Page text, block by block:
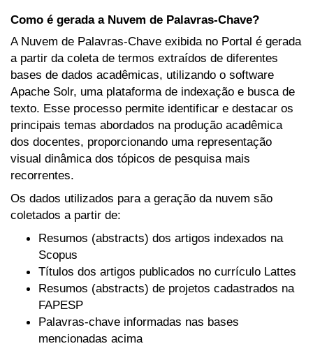
Como é gerada a Nuvem de Palavras-Chave?
A Nuvem de Palavras-Chave exibida no Portal é gerada
a partir da coleta de termos extraídos de diferentes
bases de dados acadêmicas, utilizando o software
Apache Solr, uma plataforma de indexação e busca de
texto. Esse processo permite identificar e destacar os
principais temas abordados na produção acadêmica
dos docentes, proporcionando uma representação
visual dinâmica dos tópicos de pesquisa mais
recorrentes.
Os dados utilizados para a geração da nuvem são
coletados a partir de:
Resumos (abstracts) dos artigos indexados na
Scopus
Títulos dos artigos publicados no currículo Lattes
Resumos (abstracts) de projetos cadastrados na
FAPESP
Palavras-chave informadas nas bases
mencionadas acima